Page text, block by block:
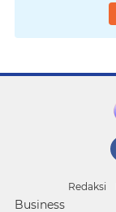
Redaksi
Business